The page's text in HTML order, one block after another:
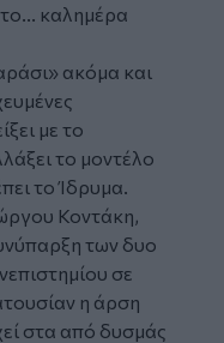
καλημέρα
ακόμα και
με το
το μοντέλο
το Ίδρυμα.
Κοντάκη,
των δυο
σε
η άρση
στα από δυσμάς